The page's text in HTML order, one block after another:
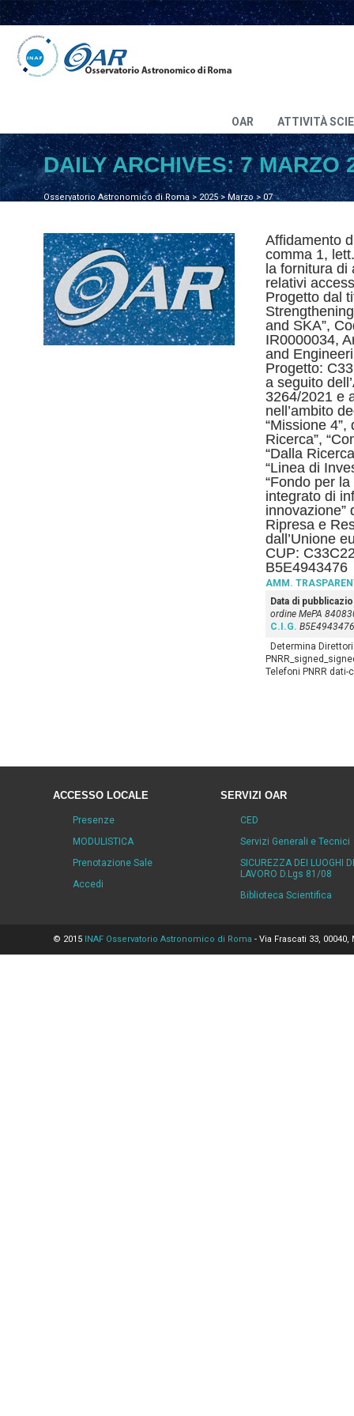
OAR ATTIVITÀ
Osservatorio Astronomico di Roma>2025>Marzo > 07
DAILY ARCHIVES:7 MARZO
Affidamento
comma 1,
la fornitura di
relativi
Progetto dal
and SKA”,
IR0000034,
and
Progetto:
a seguito
3264/2021 e
nell’ambito
“Missione
Ricerca”,
“Dalla
“Linea di
“Fondo per
integrato di
innovazione”
Ripresa e
dall’Unione
CUP:
B5E4943476
AMM.
Data di
ordine MePA
C.I.G. B5E4943476
Determina
Telefoni PNRR
ACCESSO LOCALE
Presenze
MODULISTICA
Prenotazione Sale
Accedi
SERVIZI OAR
CED
Servizi Generali e Tecnici
SICUREZZA DEI LUOGHI DI
LAVORO D.Lgs 81/08
Biblioteca Scientifica
© 2015 INAF Osservatorio Astronomico di Roma - Via Frascati 33,